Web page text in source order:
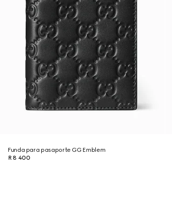
Funda para pasaporte GG Emblem
R 8 400